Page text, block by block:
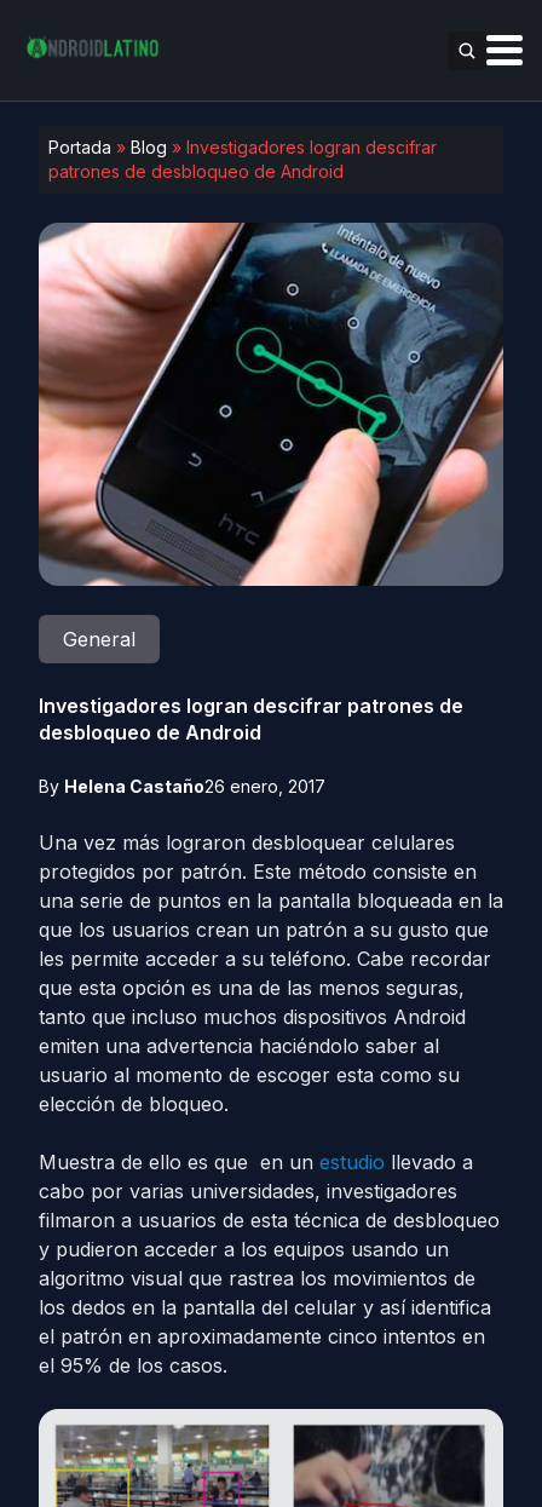
Portada » Blog » Investigadores logran descifrar
patrones de desbloqueo de Android
General
Investigadores logran descifrar patrones de
desbloqueo de Android
By Helena Castaño26 enero, 2017
Una vez más lograron desbloquear celulares
protegidos por patrón. Este método consiste en
una serie de puntos en la pantalla bloqueada en la
que los usuarios crean un patrón a su gusto que
les permite acceder a su teléfono. Cabe recordar
que esta opción es una de las menos seguras,
tanto que incluso muchos dispositivos Android
emiten una advertencia haciéndolo saber al
usuario al momento de escoger esta como su
elección de bloqueo.
Muestra de ello es que en un estudio llevado a
cabo por varias universidades, investigadores
filmaron a usuarios de esta técnica de desbloqueo
y pudieron acceder a los equipos usando un
algoritmo visual que rastrea los movimientos de
los dedos en la pantalla del celular y así identifica
el patrón en aproximadamente cinco intentos en
el 95% de los casos.